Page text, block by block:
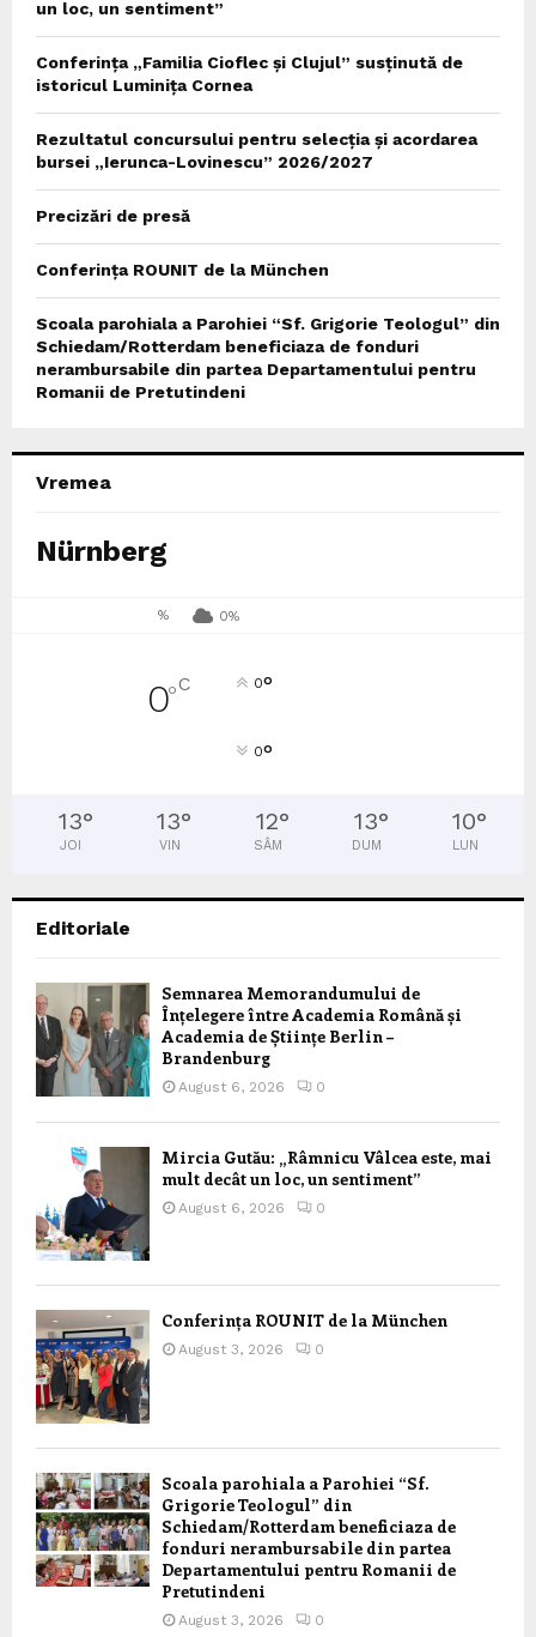
un loc, un sentiment”
Conferința „Familia Cioflec și Clujul” susținută de
istoricul Luminița Cornea
Rezultatul concursului pentru selecția și acordarea
bursei „Ierunca-Lovinescu” 2026/2027
Precizări de presă
Conferința ROUNIT de la München
Scoala parohiala a Parohiei “Sf. Grigorie Teologul” din
Schiedam/Rotterdam beneficiaza de fonduri
nerambursabile din partea Departamentului pentru
Romanii de Pretutindeni
Vremea
Nürnberg
% 0%
0°C 0°
0°
13°
JOI
13°
VIN
12°
SÂM
13°
DUM
10°
LUN
Editoriale
Semnarea Memorandumului de
Înțelegere între Academia Română și
Academia de Științe Berlin –
Brandenburg
August 6, 2026 0
Mircia Gutău: „Râmnicu Vâlcea este, mai
mult decât un loc, un sentiment”
August 6, 2026 0
Conferința ROUNIT de la München
August 3, 2026 0
Scoala parohiala a Parohiei “Sf.
Grigorie Teologul” din
Schiedam/Rotterdam beneficiaza de
fonduri nerambursabile din partea
Departamentului pentru Romanii de
Pretutindeni
August 3, 2026 0